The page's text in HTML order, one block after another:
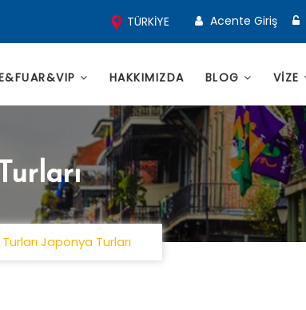
TÜRKİYE Acente Giriş
HAKKIMIZDA BLOG VİZE
Japonya Turları